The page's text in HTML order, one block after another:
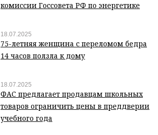
комиссии Госсовета РФ по энергетике
18.07.2025
75-летняя женщина с переломом бедра
14 часов ползла к дому
18.07.2025
ФАС предлагает продавцам школьных
товаров ограничить цены в преддверии
учебного года